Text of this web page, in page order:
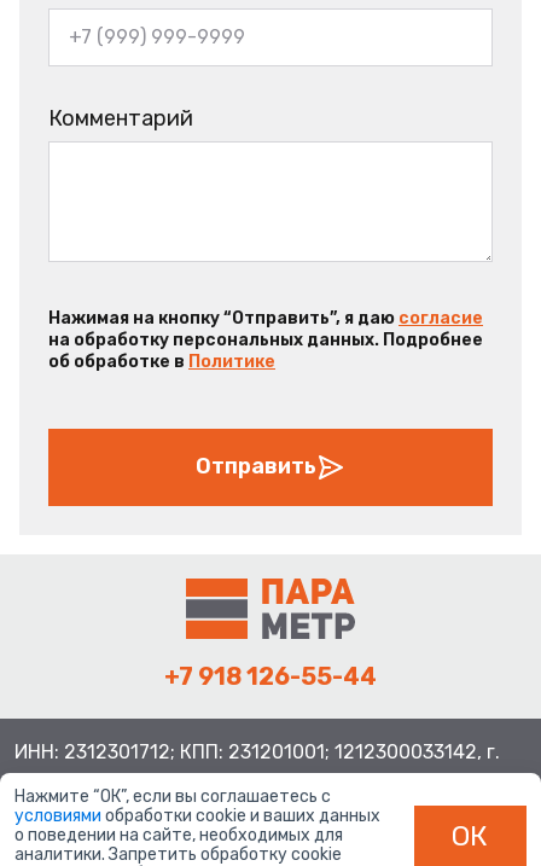
Комментарий
Нажимая на кнопку “Отправить”, я даю согласие
на обработку персональных данных. Подробнее
об обработке в Политике
Отправить
+7 918 126-55-44
ИНН: 2312301712; КПП: 231201001; 1212300033142, г.
Краснодар ул. Просторная, 21, индекс 350080
Нажмите “ОК”, если вы соглашаетесь с
условиями обработки cookie и ваших данных
о поведении на сайте, необходимых для
аналитики. Запретить обработку cookie
ОК